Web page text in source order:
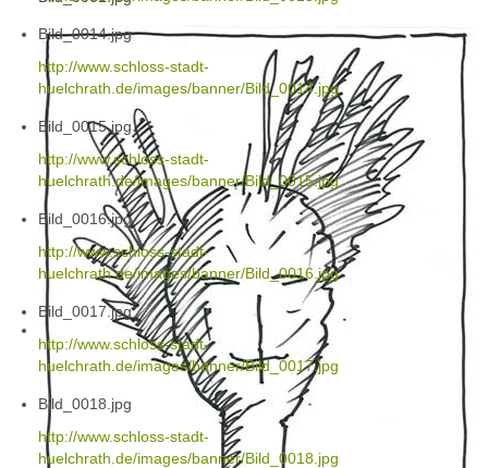
Bild_0014.jpg
http://www.schloss-stadt-
huelchrath.de/images/banner/Bild_0014.jpg
Bild_0015.jpg
http://www.schloss-stadt-
huelchrath.de/images/banner/Bild_0015.jpg
Bild_0016.jpg
http://www.schloss-stadt-
huelchrath.de/images/banner/Bild_0016.jpg
Bild_0017.jpg
http://www.schloss-stadt-
huelchrath.de/images/banner/Bild_0017.jpg
Bild_0018.jpg
http://www.schloss-stadt-
huelchrath.de/images/banner/Bild_0018.jpg